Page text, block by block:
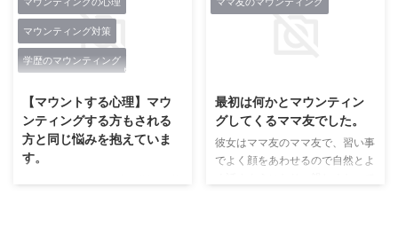
マウンティング対策
学歴のマウンティング
【マウントする心理】マウ
ンティングする方もされる
方と同じ悩みを抱えていま
す。
最初は何かとマウンティン
グしてくるママ友でした。
彼女はママ友のママ友で、習い事
でよく顔をあわせるので自然とよ